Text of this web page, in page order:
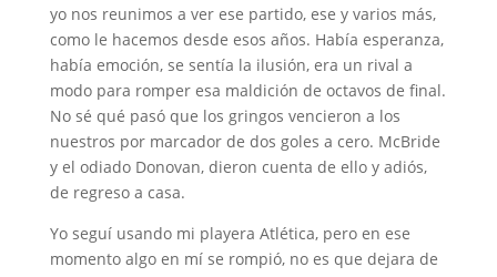
yo nos reunimos a ver ese partido, ese y varios más,
como le hacemos desde esos años. Había esperanza,
había emoción, se sentía la ilusión, era un rival a
modo para romper esa maldición de octavos de final.
No sé qué pasó que los gringos vencieron a los
nuestros por marcador de dos goles a cero. McBride
y el odiado Donovan, dieron cuenta de ello y adiós,
de regreso a casa.
Yo seguí usando mi playera Atlética, pero en ese
momento algo en mí se rompió, no es que dejara de